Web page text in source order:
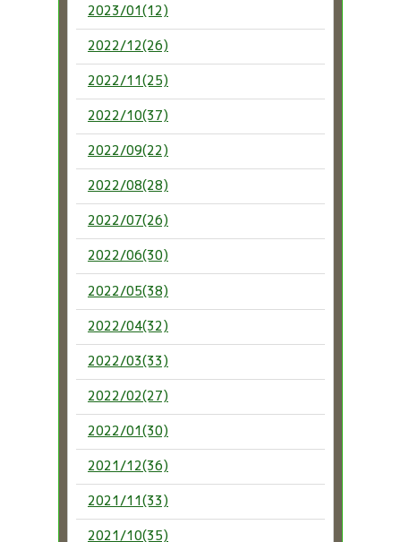
2023/01(12)
2022/12(26)
2022/11(25)
2022/10(37)
2022/09(22)
2022/08(28)
2022/07(26)
2022/06(30)
2022/05(38)
2022/04(32)
2022/03(33)
2022/02(27)
2022/01(30)
2021/12(36)
2021/11(33)
2021/10(35)